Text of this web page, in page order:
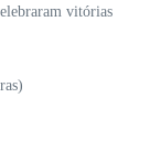
vitórias